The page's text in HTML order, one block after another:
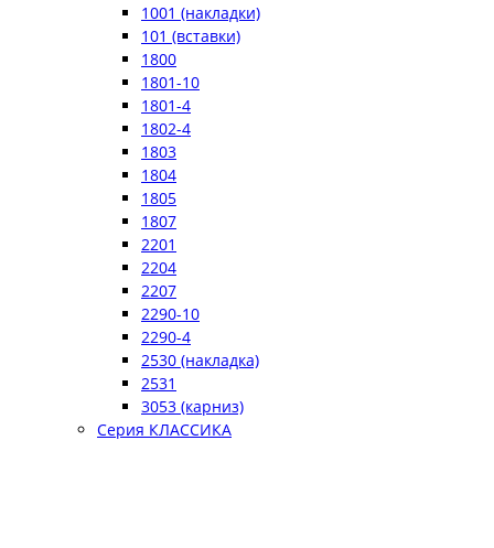
1001 (накладки)
101 (вставки)
1800
1801-10
1801-4
1802-4
1803
1804
1805
1807
2201
2204
2207
2290-10
2290-4
2530 (накладка)
2531
3053 (карниз)
Серия КЛАССИКА